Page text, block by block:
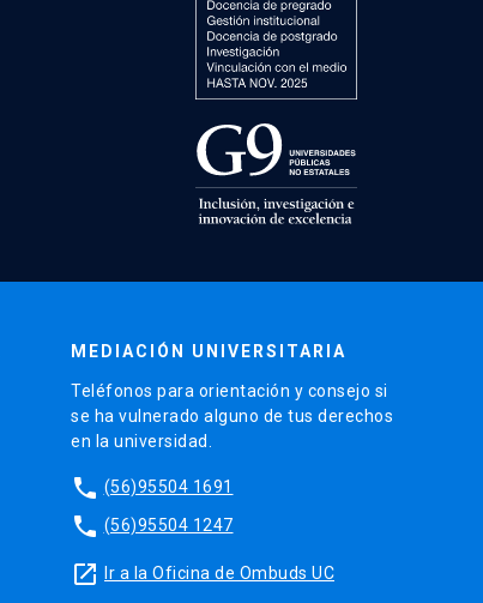
MEDIACIÓN UNIVERSITARIA
Teléfonos para orientación y consejo si
se ha vulnerado alguno de tus derechos
en la universidad.
phone (56)95504 1691
phone (56)95504 1247
launch Ir a la Oficina de Ombuds UC